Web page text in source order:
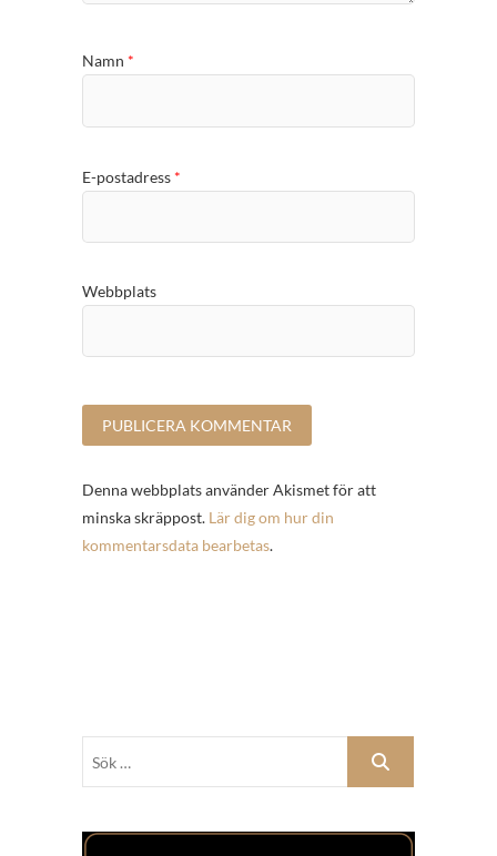
Namn *
E-postadress *
Webbplats
Denna webbplats använder Akismet för att
minska skräppost. Lär dig om hur din
kommentarsdata bearbetas.